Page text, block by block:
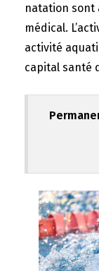
natation sont
médical.
activité
capital santé